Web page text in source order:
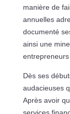
manière de
annuelles
documenté
ainsi une
Dès ses
audacieuses
Après avoir